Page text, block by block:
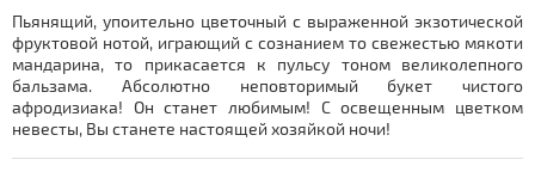
Пьянящий, упоительно цветочный с выраженной экзотической
фруктовой нотой, играющий с сознанием то свежестью мякоти
мандарина, то прикасается к пульсу тоном великолепного
бальзама. Абсолютно неповторимый букет чистого
афродизиака! Он станет любимым! С освещенным цветком
невесты, Вы станете настоящей хозяйкой ночи!